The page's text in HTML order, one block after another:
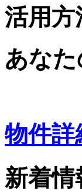
活用方
あな
物件
新着